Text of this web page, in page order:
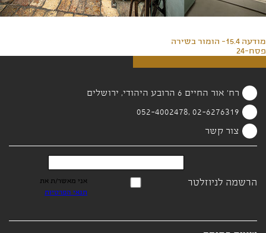
מודעה 15.4- הומור בשירה
פסח-24
רח' אור החיים 6 הרובע היהודי, ירושלים
02-6276319 ,052-4002478
צור קשר
הרשמה לניוזלטר
אני מאשר/ת את
תנאי הפרטיות